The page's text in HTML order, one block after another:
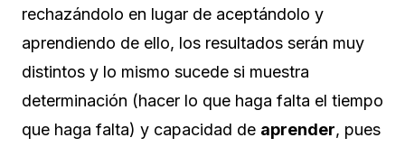
rechazándolo en lugar de aceptándolo y
aprendiendo de ello, los resultados serán muy
distintos y lo mismo sucede si muestra
determinación (hacer lo que haga falta el tiempo
que haga falta) y capacidad de aprender, pues